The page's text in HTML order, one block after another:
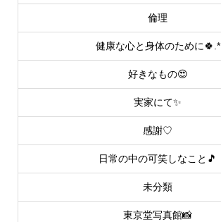
倫理
健康な心と身体のために🍀.*
好きなもの😍
実家にて✨
感謝♡
日常の中の可笑しなこと🎵
未分類
東京堂写真館📸